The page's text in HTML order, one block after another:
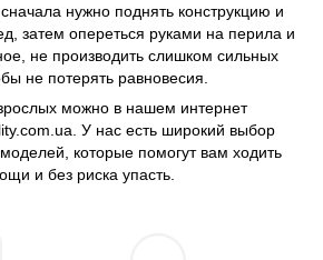
нужно поднять конструкцию и
затем опереться руками на перила и
не производить слишком сильных
не потерять равновесия.
можно в нашем интернет
. У нас есть широкий выбор
которые помогут вам ходить
и без риска упасть.